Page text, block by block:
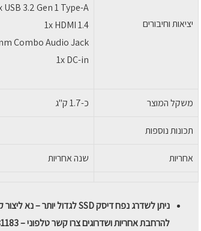
יציאות וחיבורים
USB 3.2 Gen 1 Type-A
1x HDMI 1.4
Combo Audio Jack
1x DC-in
משקל המוצר כ-1.7 ק"ג
תכונות נוספות
אחריות שנה אחריות
ניתן לשדרג נפח דיסק SSD לגדול יותר – נא ליצור קשר בבקשה .
להרחבת אחריות ושדרוגים צרו קשר טלפוני – 04-9081183